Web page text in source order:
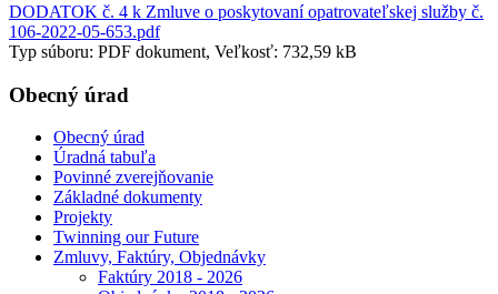
DODATOK č. 4 k Zmluve o poskytovaní opatrovateľskej služby č.
106-2022-05-653.pdf
Typ súboru: PDF dokument, Veľkosť: 732,59 kB
Obecný úrad
Obecný úrad
Úradná tabuľa
Povinné zverejňovanie
Základné dokumenty
Projekty
Twinning our Future
Zmluvy, Faktúry, Objednávky
Faktúry 2018 - 2026